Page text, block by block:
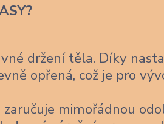
držení těla. Díky
opřená, což je pro
mimořádnou